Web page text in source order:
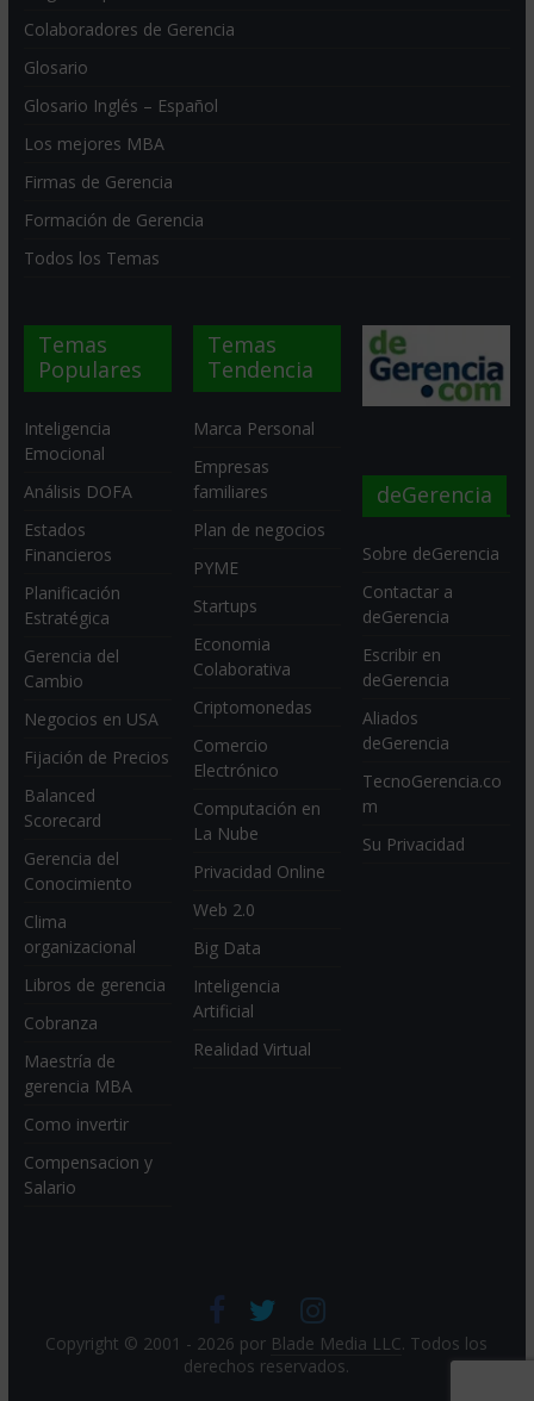
Colaboradores de Gerencia
Glosario
Glosario Inglés – Español
Los mejores MBA
Firmas de Gerencia
Formación de Gerencia
Todos los Temas
Temas
Populares
Inteligencia
Emocional
Análisis DOFA
Estados
Financieros
Planificación
Estratégica
Gerencia del
Cambio
Negocios en USA
Fijación de Precios
Balanced
Scorecard
Gerencia del
Conocimiento
Clima
organizacional
Libros de gerencia
Cobranza
Maestría de
gerencia MBA
Como invertir
Compensacion y
Salario
Temas
Tendencia
Marca Personal
Empresas
familiares
Plan de negocios
PYME
Startups
Economia
Colaborativa
Criptomonedas
Comercio
Electrónico
Computación en
La Nube
Privacidad Online
Web 2.0
Big Data
Inteligencia
Artificial
Realidad Virtual
deGerencia
Sobre deGerencia
Contactar a
deGerencia
Escribir en
deGerencia
Aliados
deGerencia
TecnoGerencia.co
m
Su Privacidad
Copyright © 2001 - 2026 por Blade Media LLC. Todos los
derechos reservados.